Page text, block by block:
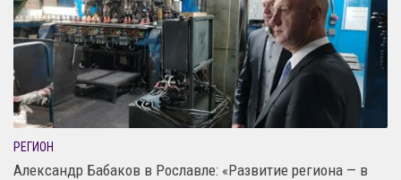
РЕГИОН
Александр Бабаков в Рославле: «Развитие региона — в